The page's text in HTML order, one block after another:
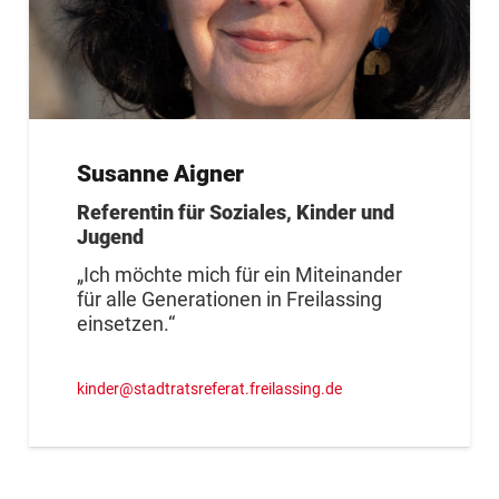
Susanne Aigner
Referentin für Soziales, Kinder und
Jugend
„Ich möchte mich für ein Miteinander
für alle Generationen in Freilassing
einsetzen.“
kinder@stadtratsreferat.freilassing.de